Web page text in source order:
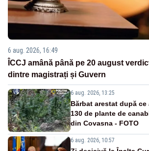
6 aug. 2026, 16:49
ÎCCJ amână până pe 20 august
dintre magistrați și Guvern
6 aug. 2026, 13:25
Bărbat arestat după
130 de plante de
din Covasna - FOTO
6 aug. 2026, 10:57